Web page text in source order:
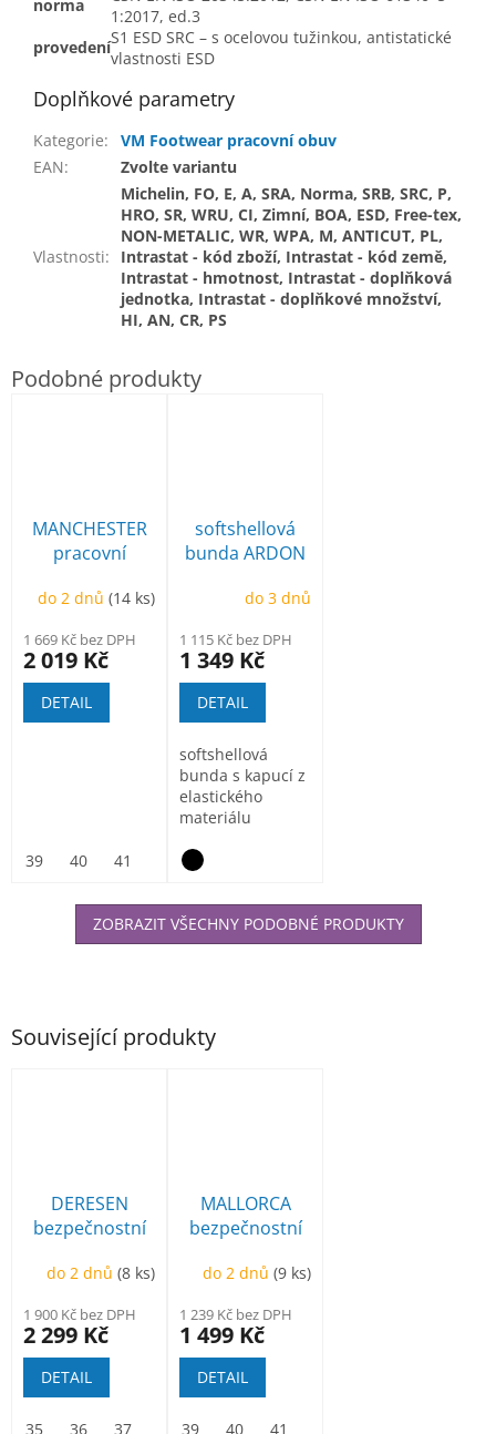
Související produkty
DERESEN
bezpečnostní
do 2 dnů(8 ks)
1 900 Kč bez DPH
2 299 Kč
DETAIL
35 36 37
MALLORCA
bezpečnostní
do 2 dnů(9 ks)
1 239 Kč bez DPH
1 499 Kč
DETAIL
39 40 41
norma
1:2017, ed.3
provedeníS1 ESD SRC – s ocelovou tužinkou, antistatické
vlastnosti ESD
Doplňkové parametry
Kategorie:
VM Footwear pracovní obuv
EAN: Zvolte variantu
Vlastnosti:
Michelin, FO, E, A, SRA, Norma, SRB, SRC, P,
HRO, SR, WRU, CI, Zimní, BOA, ESD, Free-tex,
NON-METALIC, WR, WPA, M, ANTICUT, PL,
Intrastat - kód zboží, Intrastat - kód země,
Intrastat - hmotnost, Intrastat - doplňková
jednotka, Intrastat - doplňkové množství,
HI, AN, CR, PS
MANCHESTER
pracovní
do 2 dnů(14 ks)
1 669 Kč bez DPH
2 019 Kč
DETAIL
39 40 41 43
softshellová
bunda ARDON
do 3 dnů
1 115 Kč bez DPH
1 349 Kč
DETAIL
softshellová
bunda s kapucí z
elastického
materiálu
vnitřní část...
ZOBRAZIT VŠECHNY PODOBNÉ PRODUKTY